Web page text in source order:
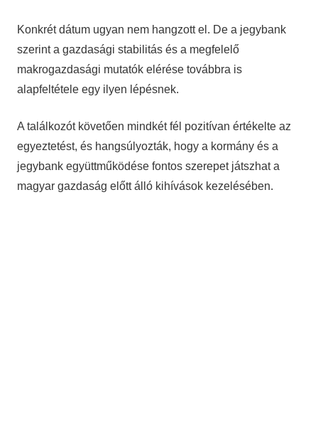
Konkrét dátum ugyan nem hangzott el. De a jegybank
szerint a gazdasági stabilitás és a megfelelő
makrogazdasági mutatók elérése továbbra is
alapfeltétele egy ilyen lépésnek.
A találkozót követően mindkét fél pozitívan értékelte az
egyeztetést, és hangsúlyozták, hogy a kormány és a
jegybank együttműködése fontos szerepet játszhat a
magyar gazdaság előtt álló kihívások kezelésében.